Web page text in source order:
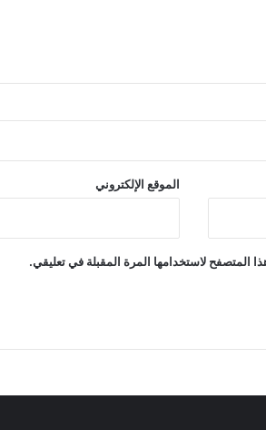
الموقع الإلكتروني
المتصفح لاستخدامها المرة المقبلة في تعليقي.